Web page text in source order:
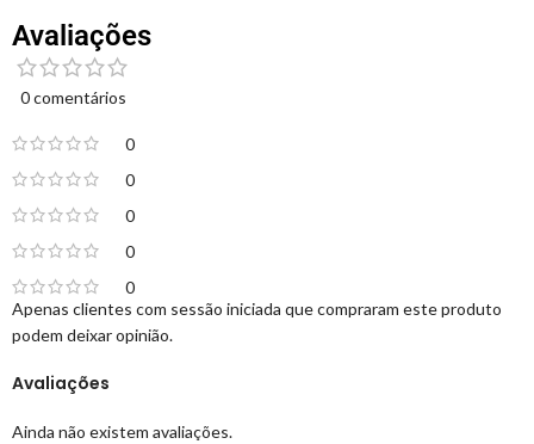
Avaliações
0 comentários
0
0
0
0
0
Avaliações
Ainda não existem avaliações.
Apenas clientes com sessão iniciada que compraram este produto
podem deixar opinião.